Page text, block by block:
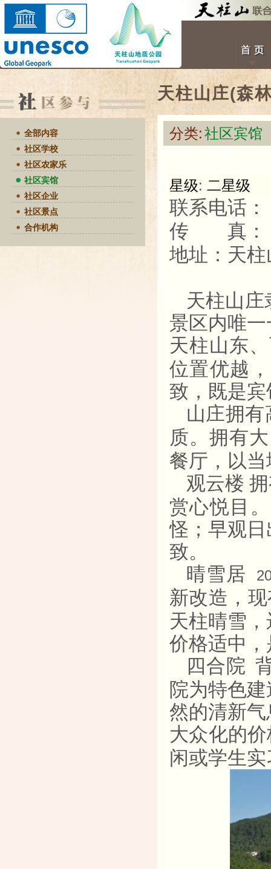
全部内容
社区学校
社区农家乐
社区宾馆
社区企业
社区景点
合作机构
天柱山庄(森
分类:社区宾馆
星级: 二星级
联系电话
传 真：
地址：天
天柱山庄
景区内唯
天柱山东
位置优越
致，既是
山庄拥
质。拥有
餐厅，以
观云楼
赏心悦目
怪；早观
致。
晴雪居
新改造，
天柱晴雪
价格适中
四合院
院为特色
然的清新
大众化的
闲或学生